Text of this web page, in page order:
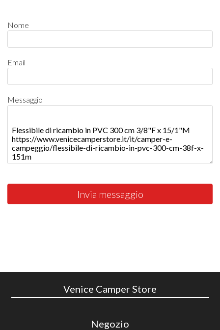
Nome
Email
Messaggio
Invia messaggio
Venice Camper Store
Negozio